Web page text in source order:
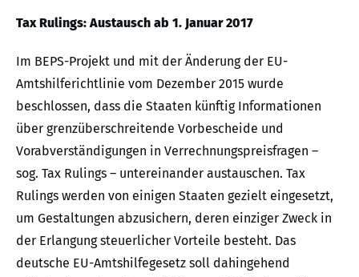
Tax Rulings: Austausch ab 1. Januar 2017
Im BEPS-Projekt und mit der Änderung der EU-
Amtshilferichtlinie vom Dezember 2015 wurde
beschlossen, dass die Staaten künftig Informationen
über grenzüberschreitende Vorbescheide und
Vorabverständigungen in Verrechnungspreisfragen –
sog. Tax Rulings – untereinander austauschen. Tax
Rulings werden von einigen Staaten gezielt eingesetzt,
um Gestaltungen abzusichern, deren einziger Zweck in
der Erlangung steuerlicher Vorteile besteht. Das
deutsche EU-Amtshilfegesetz soll dahingehend